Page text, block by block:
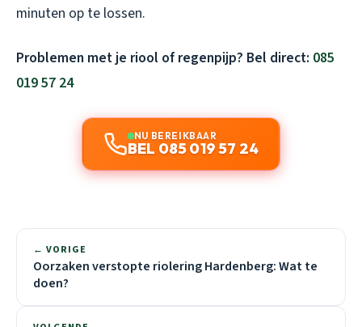
minuten op te lossen.
Problemen met je riool of regenpijp? Bel direct: 085
019 57 24
NU BEREIKBAAR
BEL 085 019 57 24
← VORIGE
Oorzaken verstopte riolering Hardenberg: Wat te
doen?